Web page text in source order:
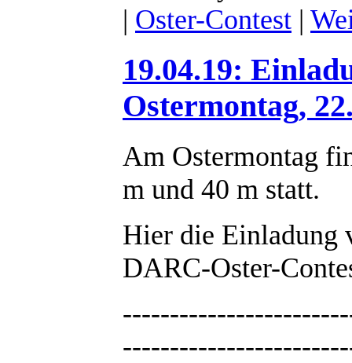
| Oster-Contest |
19.04.19:
Ostermontag,
Am Ostermontag
m und 40 m statt.
Hier die Einladung
DARC-Oster-